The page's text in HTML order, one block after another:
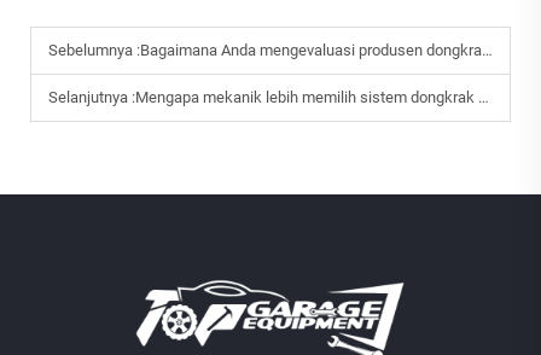
Sebelumnya :Bagaimana Anda mengevaluasi produsen dongkrak mobil untuk bengkel Anda?
Selanjutnya :Mengapa mekanik lebih memilih sistem dongkrak mobil dua tiang?